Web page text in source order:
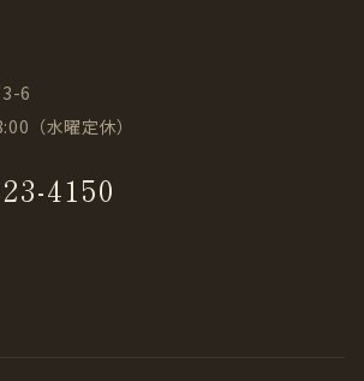
6
（水曜定休）
4150